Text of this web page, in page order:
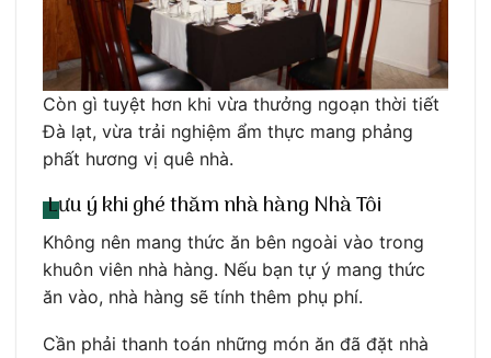
Còn gì tuyệt hơn khi vừa thưởng ngoạn thời tiết
Đà lạt, vừa trải nghiệm ẩm thực mang phảng
phất hương vị quê nhà.
Lưu ý khi ghé thăm nhà hàng Nhà Tôi
Không nên mang thức ăn bên ngoài vào trong
khuôn viên nhà hàng. Nếu bạn tự ý mang thức
ăn vào, nhà hàng sẽ tính thêm phụ phí.
Cần phải thanh toán những món ăn đã đặt nhà